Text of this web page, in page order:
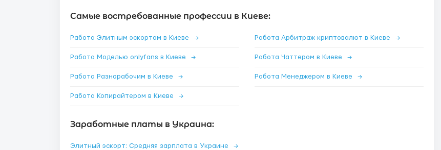
Самые востребованные профессии в Киеве:
Работа Элитным эскортом в Киеве → Работа Арбитраж криптовалют в Киеве →
Работа Моделью onlyfans в Киеве → Работа Чаттером в Киеве →
Работа Разнорабочим в Киеве → Работа Менеджером в Киеве →
Работа Копирайтером в Киеве →
Заработные платы в Украина:
Элитный эскорт: Средняя зарплата в Украине →